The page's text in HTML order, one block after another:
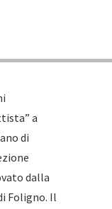
a
di
dalla
Foligno. Il